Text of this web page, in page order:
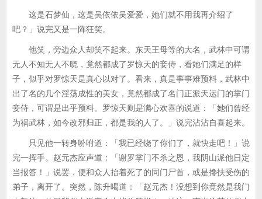
这是石梦仙，这是吴依依吴爱爱，她们就不用我再介绍了
吧？」说完又是一阵狂笑。
他笑，旁边众人却笑不起来。东天王母等的大名，武林中可谓
无人不知无人不晓，竟然都成了罗惊天的妾侍，看她们满足的样
子，似乎对罗惊天是真心以对了。看来，真是事事难预料，武林中
出了名的几个淫荡成性的美女，竟然都成了名门正派天运门的掌门
妾侍，可谓是出乎预料。罗惊天则是满心欢喜的说道：「她们曾经
为祸武林，如今改邪归正，都是我的人了。」说完沾沾自喜起来。
只见他一转身吩咐道：「我已经饶了你们了，就快走吧！」说
完一挥手。赵元杰应声道：「谢罗掌门不杀之恩，我阴山派他日定
当报答！」说罢，便和众人抬着死了的同门尸首，或是搀扶受伤的
弟子，离开了。突然，陈升喝道：「赵元杰！没想到你竟然是我门